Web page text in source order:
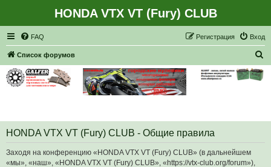
HONDA VTX VT (Fury) CLUB
FAQ Вход
Регистрация
Список форумов
HONDA VTX VT (Fury) CLUB - Общие правила
Заходя на конференцию «HONDA VTX VT (Fury) CLUB» (в дальнейшем
«мы», «наш», «HONDA VTX VT (Fury) CLUB», «https://vtx-club.org/forum»),